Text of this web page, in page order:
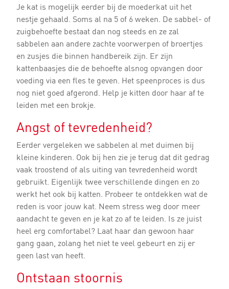
Je kat is mogelijk eerder bij de moederkat uit het
nestje gehaald. Soms al na 5 of 6 weken. De sabbel- of
zuigbehoefte bestaat dan nog steeds en ze zal
sabbelen aan andere zachte voorwerpen of broertjes
en zusjes die binnen handbereik zijn. Er zijn
kattenbaasjes die de behoefte alsnog opvangen door
voeding via een fles te geven. Het speenproces is dus
nog niet goed afgerond. Help je kitten door haar af te
leiden met een brokje.
Angst of tevredenheid?
Eerder vergeleken we sabbelen al met duimen bij
kleine kinderen. Ook bij hen zie je terug dat dit gedrag
vaak troostend of als uiting van tevredenheid wordt
gebruikt. Eigenlijk twee verschillende dingen en zo
werkt het ook bij katten. Probeer te ontdekken wat de
reden is voor jouw kat. Neem stress weg door meer
aandacht te geven en je kat zo af te leiden. Is ze juist
heel erg comfortabel? Laat haar dan gewoon haar
gang gaan, zolang het niet te veel gebeurt en zij er
geen last van heeft.
Ontstaan stoornis